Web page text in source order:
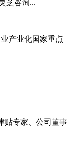
芝咨询...
产业化国家重点
贴专家、公司董事